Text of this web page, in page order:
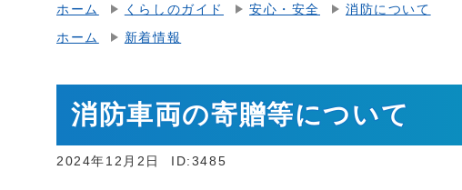
ホーム くらしのガイド 安心・安全 消防について
ホーム 新着情報
消防車両の寄贈等について
2024年12月2日 ID:3485